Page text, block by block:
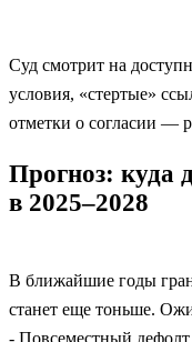
Суд смотрит на
условия, «стертые»
отметки о согласии —
Прогноз: куда
в 2025–2028
В ближайшие годы
станет еще тоньше.